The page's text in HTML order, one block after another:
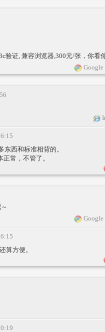
验证, 兼容浏览器,300元/张，你看
东西和标准相背的。
常，不管了。
算方便。